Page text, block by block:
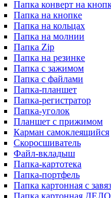
Папка конверт на
Папка на кнопке
Папка на кольцах
Папка на молнии
Папка Zip
Папка на резинке
Папка с зажимом
Папка с файлами
Папка-планшет
Папка-регистратор
Папка-уголок
Планшет с прижимом
Карман самоклеящийся
Скоросшиватель
Файл-вкладыш
Папка-картотека
Папка-портфель
Папка картонная с
Папка картонная ДЕЛО